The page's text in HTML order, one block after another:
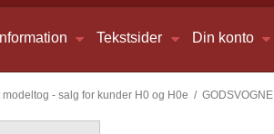
Information Tekstsider Din konto
modeltog - salg for kunder H0 og H0e / GODSVOGNE